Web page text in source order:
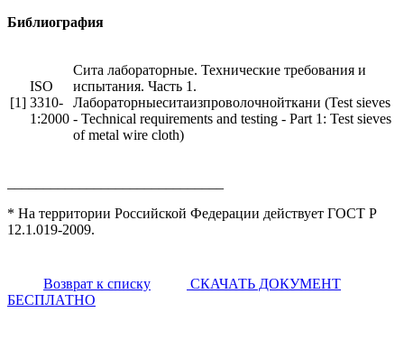
Библиография
[1]
ISO
3310-
1:2000
Сита лабораторные. Технические требования и
испытания. Часть 1.
Лабораторныеситаизпроволочнойткани (Test sieves
- Technical requirements and testing - Part 1: Test sieves
of metal wire cloth)
* На территории Российской Федерации действует ГОСТ Р
12.1.019-2009.
Возврат к списку
СКАЧАТЬ ДОКУМЕНТ
БЕСПЛАТНО